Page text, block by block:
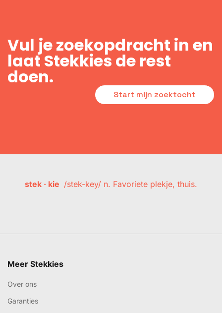
Vul je zoekopdracht in en
laat Stekkies de rest
doen.
Start mijn zoektocht
stek · kie /stek-key/ n. Favoriete plekje, thuis.
Meer Stekkies
Over ons
Garanties